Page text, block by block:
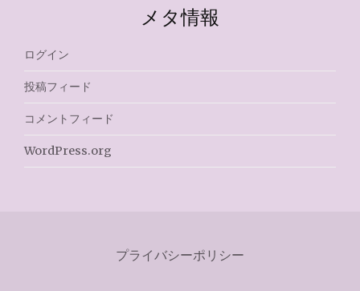
メタ情報
ログイン
投稿フィード
コメントフィード
WordPress.org
プライバシーポリシー